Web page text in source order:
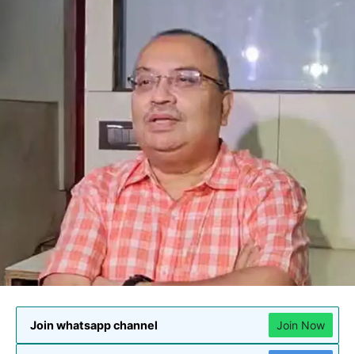
Join whatsapp channel Join Now